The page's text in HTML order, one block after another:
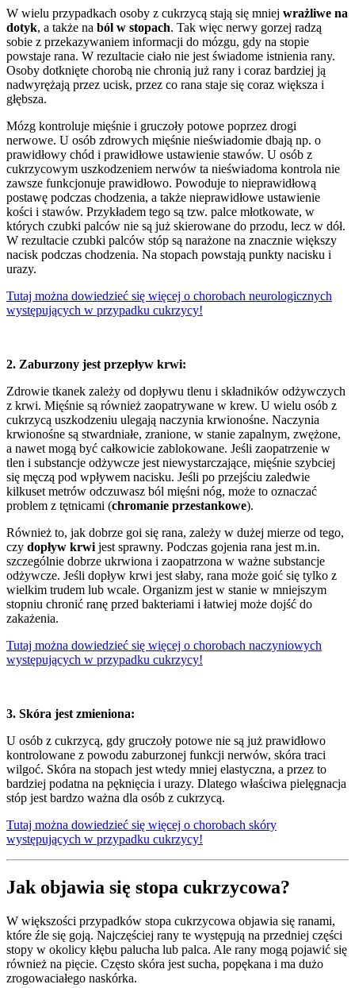
W wielu przypadkach osoby z cukrzycą stają się mniej wrażliwe na
dotyk, a także na ból w stopach. Tak więc nerwy gorzej radzą
sobie z przekazywaniem informacji do mózgu, gdy na stopie
powstaje rana. W rezultacie ciało nie jest świadome istnienia rany.
Osoby dotknięte chorobą nie chronią już rany i coraz bardziej ją
nadwyrężają przez ucisk, przez co rana staje się coraz większa i
głębsza.
Mózg kontroluje mięśnie i gruczoły potowe poprzez drogi
nerwowe. U osób zdrowych mięśnie nieświadomie dbają np. o
prawidłowy chód i prawidłowe ustawienie stawów. U osób z
cukrzycowym uszkodzeniem nerwów ta nieświadoma kontrola nie
zawsze funkcjonuje prawidłowo. Powoduje to nieprawidłową
postawę podczas chodzenia, a także nieprawidłowe ustawienie
kości i stawów. Przykładem tego są tzw. palce młotkowate, w
których czubki palców nie są już skierowane do przodu, lecz w dół.
W rezultacie czubki palców stóp są narażone na znacznie większy
nacisk podczas chodzenia. Na stopach powstają punkty nacisku i
urazy.
Tutaj można dowiedzieć się więcej o chorobach neurologicznych
występujących w przypadku cukrzycy!
2. Zaburzony jest przepływ krwi:
Zdrowie tkanek zależy od dopływu tlenu i składników odżywczych
z krwi. Mięśnie są również zaopatrywane w krew. U wielu osób z
cukrzycą uszkodzeniu ulegają naczynia krwionośne. Naczynia
krwionośne są stwardniałe, zranione, w stanie zapalnym, zwężone,
a nawet mogą być całkowicie zablokowane. Jeśli zaopatrzenie w
tlen i substancje odżywcze jest niewystarczające, mięśnie szybciej
się męczą pod wpływem nacisku. Jeśli po przejściu zaledwie
kilkuset metrów odczuwasz ból mięśni nóg, może to oznaczać
problem z tętnicami (chromanie przestankowe).
Również to, jak dobrze goi się rana, zależy w dużej mierze od tego,
czy dopływ krwi jest sprawny. Podczas gojenia rana jest m.in.
szczególnie dobrze ukrwiona i zaopatrzona w ważne substancje
odżywcze. Jeśli dopływ krwi jest słaby, rana może goić się tylko z
wielkim trudem lub wcale. Organizm jest w stanie w mniejszym
stopniu chronić ranę przed bakteriami i łatwiej może dojść do
zakażenia.
Tutaj można dowiedzieć się więcej o chorobach naczyniowych
występujących w przypadku cukrzycy!
3. Skóra jest zmieniona:
U osób z cukrzycą, gdy gruczoły potowe nie są już prawidłowo
kontrolowane z powodu zaburzonej funkcji nerwów, skóra traci
wilgoć. Skóra na stopach jest wtedy mniej elastyczna, a przez to
bardziej podatna na pęknięcia i urazy. Dlatego właściwa pielęgnacja
stóp jest bardzo ważna dla osób z cukrzycą.
Tutaj można dowiedzieć się więcej o chorobach skóry
występujących w przypadku cukrzycy!
Jak objawia się stopa cukrzycowa?
W większości przypadków stopa cukrzycowa objawia się ranami,
które źle się goją. Najczęściej rany te występują na przedniej części
stopy w okolicy kłębu palucha lub palca. Ale rany mogą pojawić się
również na pięcie. Często skóra jest sucha, popękana i ma dużo
zrogowaciałego naskórka.